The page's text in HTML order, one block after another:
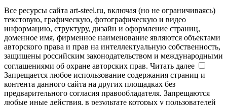
Все ресурсы сайта art-steel.ru, включая (но не ограничиваясь)
текстовую, графическую, фотографическую и видео
информацию, структуру, дизайн и оформление страниц,
доменное имя, фирменное наименование являются объектами
авторского права и прав на интеллектуальную собственность,
защищены российским законодательством и международными
соглашениями об охране авторских прав. Читать далее
Запрещается любое использование содержания страниц и
контента данного сайта на других площадках без
предварительного согласия правообладателя. Запрещаются
любые иные действия, в результате которых у пользователей